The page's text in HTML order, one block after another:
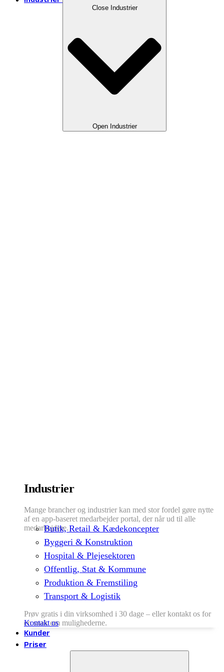
Close Industrier
Open Industrier
Industrier
Mange brancher og industrier kan med stor fordel gøre nytte
af en app-baseret medarbejder portal, der når ud til alle
medarbejdere.
Butik, Retail & Kædekoncepter
Byggeri & Konstruktion
Hospital & Plejesektoren
Offentlig, Stat & Kommune
Produktion & Fremstiling
Transport & Logistik
Prøv gratis i din virksomhed i 30 dage – eller kontakt os for
en snak om mulighederne.
Kontakt os
Kunder
Priser